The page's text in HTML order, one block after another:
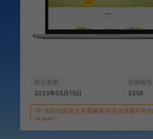
最近更新
2023年05月15日
资源编号
3358
当前信息若含有黄赌毒等违法违规不良
此举报！